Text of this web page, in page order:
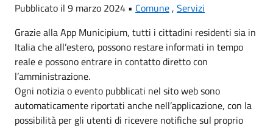
Pubblicato il 9 marzo 2024 • Comune, Servizi
Grazie alla App Municipium, tutti i cittadini residenti sia in
Italia che all’estero, possono restare informati in tempo
reale e possono entrare in contatto diretto con
l’amministrazione.
Ogni notizia o evento pubblicati nel sito web sono
automaticamente riportati anche nell’applicazione, con la
possibilità per gli utenti di ricevere notifiche sul proprio